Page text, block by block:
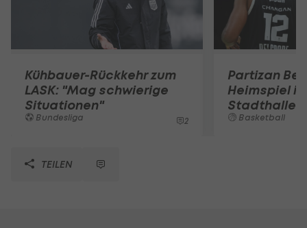
Kühbauer-Rückkehr zum
LASK: "Mag schwierige
Situationen"
Bundesliga 2
Partizan
Heimspiel
Stadthalle
Basketball
TEILEN